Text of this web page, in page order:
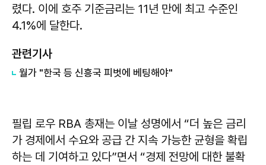
렸다. 이에 호주 기준금리는 11년 만에 최고 수준인
4.1%에 달한다.
관련기사
월가 "한국 등 신흥국 피벗에 베팅해야"
필립 로우 RBA 총재는 이날 성명에서 “더 높은 금리
가 경제에서 수요와 공급 간 지속 가능한 균형을 확립
하는 데 기여하고 있다”면서 “경제 전망에 대한 불확